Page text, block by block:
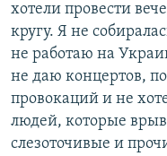
хотели провести
кругу. Я не
не работаю на
не даю концертов,
провокаций и не
людей, которые
слезоточивые и